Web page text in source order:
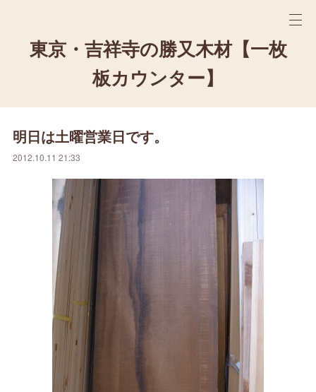
東京・吉祥寺の勝又木材【一枚
板カウンター】
明日は土曜営業日です。
2012.10.11 21:33